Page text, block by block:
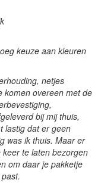
keuze aan kleuren
netjes
komen overeen met de
bij mij thuis,
lastig dat er geen
was ik thuis. Maar er
te laten bezorgen
om daar je pakketje